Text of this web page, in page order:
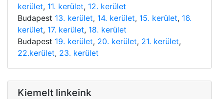
kerület, 11. kerület, 12. kerület
Budapest 13. kerület, 14. kerület, 15. kerület, 16.
kerület, 17. kerület, 18. kerület
Budapest 19. kerület, 20. kerület, 21. kerület,
22.kerület, 23. kerület
Kiemelt linkeink